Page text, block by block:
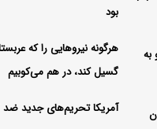
بود
هرگونه نیروهایی را که
گسیل کند، در هم می‌کوبیم
آمریکا تحریم‌های جدید ضد